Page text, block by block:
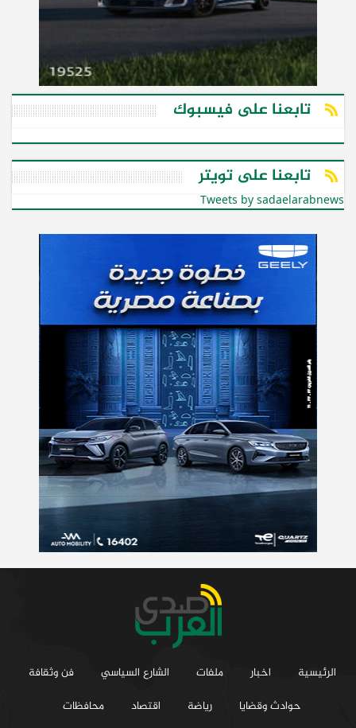
تابعنا على فيسبوك
تابعنا على تويتر
Tweets by sadaelarabnews
الرئيسية اخبار ملفات الشارع السياسي
فن وثقافة
حوادث وقضايا
رياضة اقتصاد محافظات